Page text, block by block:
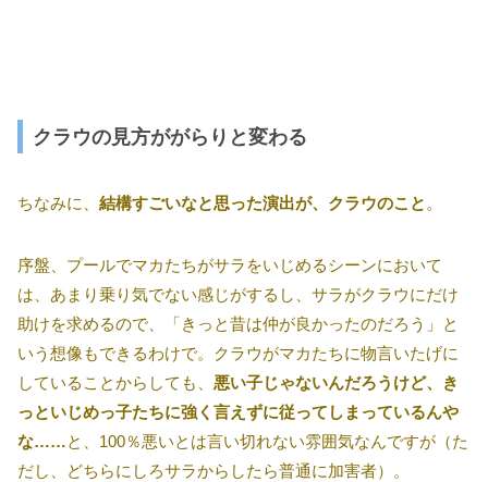
クラウの見方ががらりと変わる
ちなみに、 結構すごいなと思った演出が、クラウのこと。
序盤、プールでマカたちがサラをいじめるシーンにおいて
は、あまり乗り気でない感じがするし、サラがクラウにだけ
助けを求めるので、「きっと昔は仲が良かったのだろう」と
いう想像もできるわけで。クラウがマカたちに物言いたげに
していることからしても、 悪い子じゃないんだろうけど、き
っといじめっ子たちに強く言えずに従ってしまっているんや
な……と、100％悪いとは言い切れない雰囲気なんですが（た
だし、どちらにしろサラからしたら普通に加害者）。